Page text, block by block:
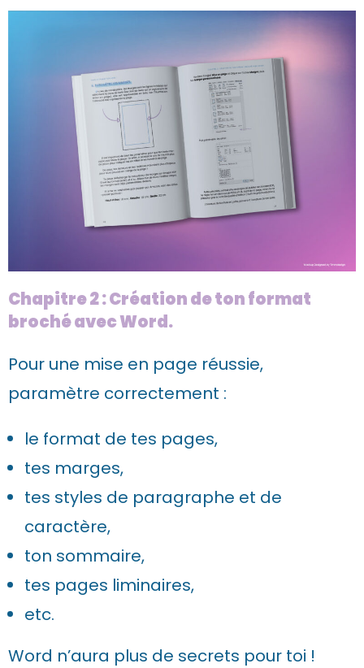
Chapitre 2 : Création de ton format
broché avec Word.
Pour une mise en page réussie,
paramètre correctement :
le format de tes pages,
tes marges,
tes styles de paragraphe et de
caractère,
ton sommaire,
tes pages liminaires,
etc.
Word n’aura plus de secrets pour toi !